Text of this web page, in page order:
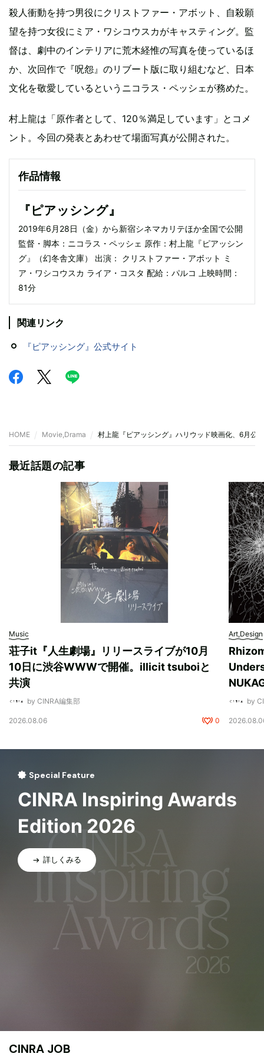
殺人衝動を持つ男役にクリストファー・アボット、自殺願
望を持つ女役にミア・ワシコウスカがキャスティング。監
督は、劇中のインテリアに荒木経惟の写真を使っているほ
か、次回作で『呪怨』のリブート版に取り組むなど、日本
文化を敬愛しているというニコラス・ペッシェが務めた。
村上龍は「原作者として、120％満足しています」とコメ
ント。今回の発表とあわせて場面写真が公開された。
作品情報
『ピアッシング』
2019年6月28日（金）から新宿シネマカリテほか全国で公開
監督・脚本：ニコラス・ペッシェ 原作：村上龍『ピアッシン
グ』（幻冬舎文庫） 出演： クリストファー・アボット ミ
ア・ワシコウスカ ライア・コスタ 配給：パルコ 上映時間：
81分
関連リンク
『ピアッシング』公式サイト
HOME Movie,Drama 村上龍『ピアッシング』ハリウッド映画化、6月公
最近話題の記事
Music
荘子it『人生劇場』リリースライブが10月
10日に渋谷WWWで開催。illicit tsuboiと
共演
by CINRA編集部
2026.08.06 0
Art,Design
by
Special Feature
CINRA Inspiring Awards
Edition 2026
詳しくみる
CINRA JOB